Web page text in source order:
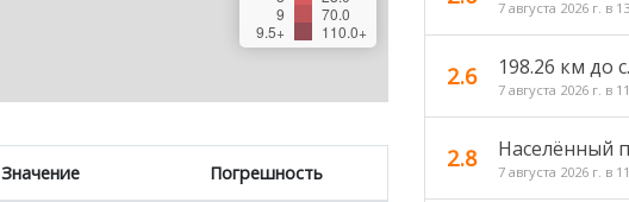
9
70.0
9.5+
110.0+
Значение Погрешность
7 августа 2026 г. в
2.6 198.26 км до
7 августа 2026 г. в
2.8 Населённый
7 августа 2026 г. в